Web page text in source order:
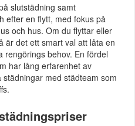
slutstädning samt
efter en flytt, med fokus på
och hus. Om du flyttar eller
är det ett smart val att låta en
rengörings behov. En fördel
har lång erfarenhet av
med städteam som